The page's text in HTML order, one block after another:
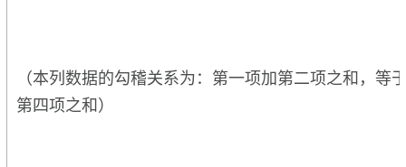
（本列数据的勾稽关系为：第一项加第二项之和，等
第四项之和）